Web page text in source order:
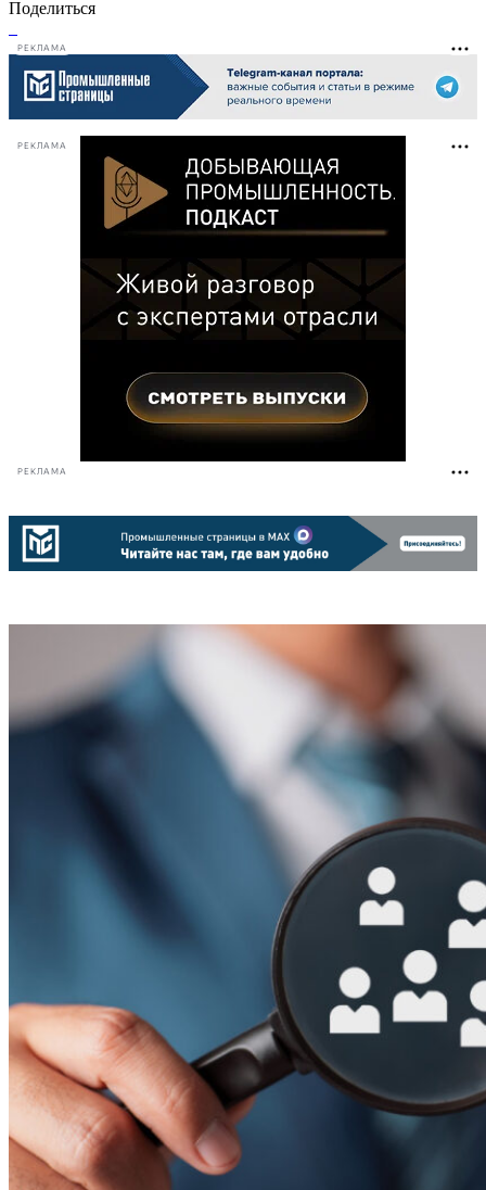
Поделиться
РЕКЛАМА
РЕКЛАМА
РЕКЛАМА